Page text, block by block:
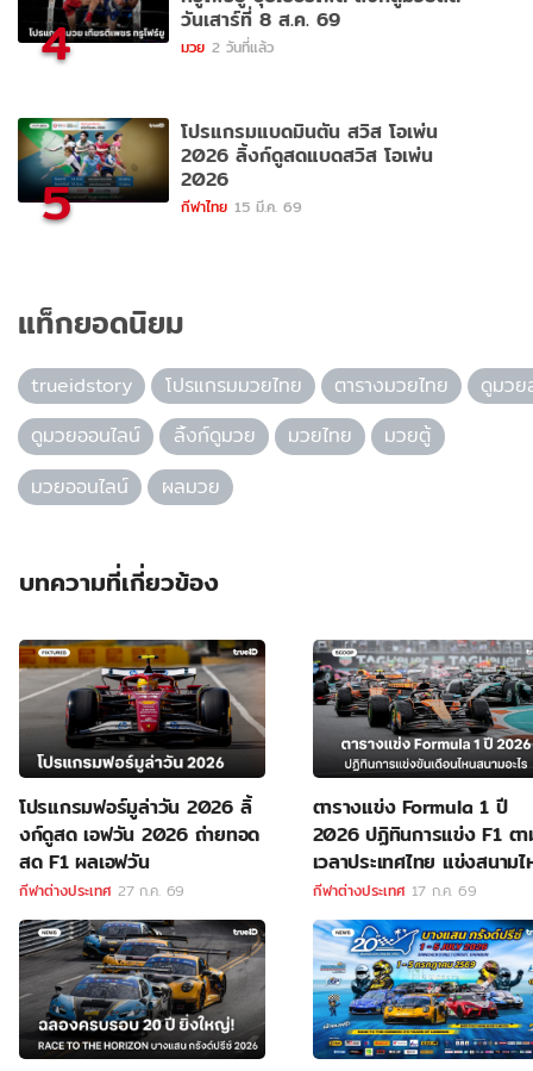
4
วันเสาร์ที่ 8 ส.ค. 69
มวย 2 วันที่แล้ว
5
โปรแกรมแบดมินตัน สวิส โอเพ่น
2026 ลิ้งก์ดูสดแบดสวิส โอเพ่น
2026
กีฬาไทย 15 มี.ค. 69
แท็กยอดนิยม
trueidstory โปรแกรมมวยไทย ตารางมวยไทย
ดูมว
ดูมวยออนไลน์
ลิ้งก์ดูมวย มวยไทย
มวยตู้
มวยออนไลน์
ผลมวย
บทความที่เกี่ยวข้อง
โปรแกรมฟอร์มูล่าวัน 2026 ลิ้
งก์ดูสด เอฟวัน 2026 ถ่ายทอด
สด F1 ผลเอฟวัน
กีฬาต่างประเทศ 27 ก.ค. 69
ตารางแข่ง Formula 1 ปี
2026 ปฏิทินการแข่ง F1 ต
เวลาประเทศไทย แข่งสนาม
ลิงค์ดูสด F1
กีฬาต่างประเทศ 17 ก.ค. 69